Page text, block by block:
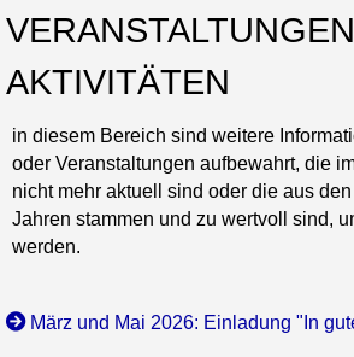
AKTIVITÄTEN
in diesem Bereich sind weitere
oder Veranstaltungen aufbewahrt, die
nicht mehr aktuell sind oder die aus
Jahren stammen und zu wertvoll sind,
werden.
März und Mai 2026: Einladung "In